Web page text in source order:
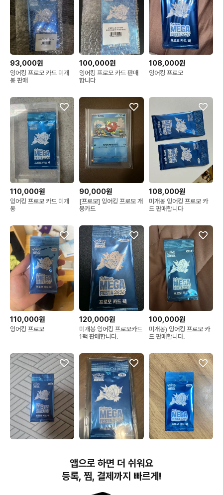
93,000원
잉어킹 프로모 카드 미개
봉 판매
100,000원
잉어킹 프로모 카드 판매
합니다
108,000원
잉어킹 프로모
110,000원
잉어킹 프로모 카드 미개
봉
90,000원
[프로모] 잉어킹 프로모 개
봉카드
108,000원
미개봉 잉어킹 프로모 카
드 판매합니다
110,000원
잉어킹 프로모
120,000원
미개봉 잉어킹 프로모카드
1팩 판매합니다.
100,000원
미개봉) 잉어킹 프로모 카
드 판매합니다.
잉어킹 프로모 미개봉
프로모 카드 미개봉 팩
앱으로 하면 더 쉬워요
등록, 찜, 결제까지 빠르게!